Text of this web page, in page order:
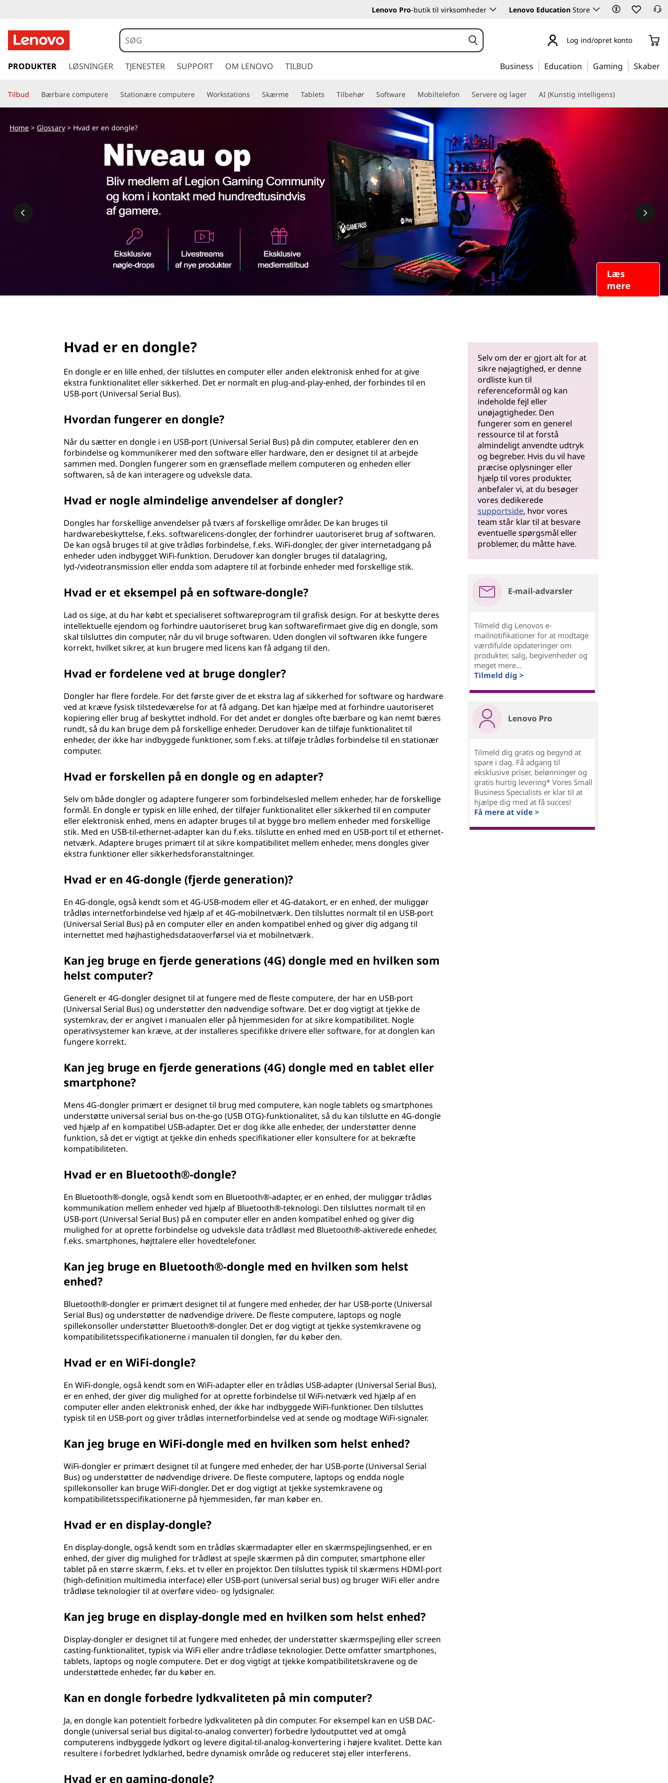
Lenovo Pro-butik til virksomheder Lenovo Education Store
p
n
g
i
Log ind/opret konto
PRODUKTER LØSNINGER TJENESTER SUPPORT OM LENOVO TILBUD Business Education Gaming Skaber
Tilbud Bærbare computere Stationære computere Workstations Skærme Tablets Tilbehør Software Mobiltelefon Servere og lager AI (Kunstig intelligens)
Læs
mere
Home> Glossary> Hvad er en dongle?
Hvad er en dongle?
En dongle er en lille enhed, der tilsluttes en computer eller anden elektronisk enhed for at give
ekstra funktionalitet eller sikkerhed. Det er normalt en plug-and-play-enhed, der forbindes til en
USB-port (Universal Serial Bus).
Hvordan fungerer en dongle?
Når du sætter en dongle i en USB-port (Universal Serial Bus) på din computer, etablerer den en
forbindelse og kommunikerer med den software eller hardware, den er designet til at arbejde
sammen med. Donglen fungerer som en grænseflade mellem computeren og enheden eller
softwaren, så de kan interagere og udveksle data.
Hvad er nogle almindelige anvendelser af dongler?
Dongles har forskellige anvendelser på tværs af forskellige områder. De kan bruges til
hardwarebeskyttelse, f.eks. softwarelicens-dongler, der forhindrer uautoriseret brug af softwaren.
De kan også bruges til at give trådløs forbindelse, f.eks. WiFi-dongler, der giver internetadgang på
enheder uden indbygget WiFi-funktion. Derudover kan dongler bruges til datalagring,
lyd-/videotransmission eller endda som adaptere til at forbinde enheder med forskellige stik.
Hvad er et eksempel på en software-dongle?
Lad os sige, at du har købt et specialiseret softwareprogram til grafisk design. For at beskytte deres
intellektuelle ejendom og forhindre uautoriseret brug kan softwarefirmaet give dig en dongle, som
skal tilsluttes din computer, når du vil bruge softwaren. Uden donglen vil softwaren ikke fungere
korrekt, hvilket sikrer, at kun brugere med licens kan få adgang til den.
Hvad er fordelene ved at bruge dongler?
Dongler har flere fordele. For det første giver de et ekstra lag af sikkerhed for software og hardware
ved at kræve fysisk tilstedeværelse for at få adgang. Det kan hjælpe med at forhindre uautoriseret
kopiering eller brug af beskyttet indhold. For det andet er dongles ofte bærbare og kan nemt bæres
rundt, så du kan bruge dem på forskellige enheder. Derudover kan de tilføje funktionalitet til
enheder, der ikke har indbyggede funktioner, som f.eks. at tilføje trådløs forbindelse til en stationær
computer.
Hvad er forskellen på en dongle og en adapter?
Selv om både dongler og adaptere fungerer som forbindelsesled mellem enheder, har de forskellige
formål. En dongle er typisk en lille enhed, der tilføjer funktionalitet eller sikkerhed til en computer
eller elektronisk enhed, mens en adapter bruges til at bygge bro mellem enheder med forskellige
stik. Med en USB-til-ethernet-adapter kan du f.eks. tilslutte en enhed med en USB-port til et ethernet-
netværk. Adaptere bruges primært til at sikre kompatibilitet mellem enheder, mens dongles giver
ekstra funktioner eller sikkerhedsforanstaltninger.
Hvad er en 4G-dongle (fjerde generation)?
En 4G-dongle, også kendt som et 4G-USB-modem eller et 4G-datakort, er en enhed, der muliggør
trådløs internetforbindelse ved hjælp af et 4G-mobilnetværk. Den tilsluttes normalt til en USB-port
(Universal Serial Bus) på en computer eller en anden kompatibel enhed og giver dig adgang til
internettet med højhastighedsdataoverførsel via et mobilnetværk.
Kan jeg bruge en fjerde generations (4G) dongle med en hvilken som
helst computer?
Generelt er 4G-dongler designet til at fungere med de fleste computere, der har en USB-port
(Universal Serial Bus) og understøtter den nødvendige software. Det er dog vigtigt at tjekke de
systemkrav, der er angivet i manualen eller på hjemmesiden for at sikre kompatibilitet. Nogle
operativsystemer kan kræve, at der installeres specifikke drivere eller software, for at donglen kan
fungere korrekt.
Kan jeg bruge en fjerde generations (4G) dongle med en tablet eller
smartphone?
Mens 4G-dongler primært er designet til brug med computere, kan nogle tablets og smartphones
understøtte universal serial bus on-the-go (USB OTG)-funktionalitet, så du kan tilslutte en 4G-dongle
ved hjælp af en kompatibel USB-adapter. Det er dog ikke alle enheder, der understøtter denne
funktion, så det er vigtigt at tjekke din enheds specifikationer eller konsultere for at bekræfte
kompatibiliteten.
Hvad er en Bluetooth®-dongle?
En Bluetooth®-dongle, også kendt som en Bluetooth®-adapter, er en enhed, der muliggør trådløs
kommunikation mellem enheder ved hjælp af Bluetooth®-teknologi. Den tilsluttes normalt til en
USB-port (Universal Serial Bus) på en computer eller en anden kompatibel enhed og giver dig
mulighed for at oprette forbindelse og udveksle data trådløst med Bluetooth®-aktiverede enheder,
f.eks. smartphones, højttalere eller hovedtelefoner.
Kan jeg bruge en Bluetooth®-dongle med en hvilken som helst
enhed?
Bluetooth®-dongler er primært designet til at fungere med enheder, der har USB-porte (Universal
Serial Bus) og understøtter de nødvendige drivere. De fleste computere, laptops og nogle
spillekonsoller understøtter Bluetooth®-dongler. Det er dog vigtigt at tjekke systemkravene og
kompatibilitetsspecifikationerne i manualen til donglen, før du køber den.
Hvad er en WiFi-dongle?
En WiFi-dongle, også kendt som en WiFi-adapter eller en trådløs USB-adapter (Universal Serial Bus),
er en enhed, der giver dig mulighed for at oprette forbindelse til WiFi-netværk ved hjælp af en
computer eller anden elektronisk enhed, der ikke har indbyggede WiFi-funktioner. Den tilsluttes
typisk til en USB-port og giver trådløs internetforbindelse ved at sende og modtage WiFi-signaler.
Kan jeg bruge en WiFi-dongle med en hvilken som helst enhed?
WiFi-dongler er primært designet til at fungere med enheder, der har USB-porte (Universal Serial
Bus) og understøtter de nødvendige drivere. De fleste computere, laptops og endda nogle
spillekonsoller kan bruge WiFi-dongler. Det er dog vigtigt at tjekke systemkravene og
kompatibilitetsspecifikationerne på hjemmesiden, før man køber en.
Hvad er en display-dongle?
En display-dongle, også kendt som en trådløs skærmadapter eller en skærmspejlingsenhed, er en
enhed, der giver dig mulighed for trådløst at spejle skærmen på din computer, smartphone eller
tablet på en større skærm, f.eks. et tv eller en projektor. Den tilsluttes typisk til skærmens HDMI-port
(high-definition multimedia interface) eller USB-port (universal serial bus) og bruger WiFi eller andre
trådløse teknologier til at overføre video- og lydsignaler.
Kan jeg bruge en display-dongle med en hvilken som helst enhed?
Display-dongler er designet til at fungere med enheder, der understøtter skærmspejling eller screen
casting-funktionalitet, typisk via WiFi eller andre trådløse teknologier. Dette omfatter smartphones,
tablets, laptops og nogle computere. Det er dog vigtigt at tjekke kompatibilitetskravene og de
understøttede enheder, før du køber en.
Kan en dongle forbedre lydkvaliteten på min computer?
Ja, en dongle kan potentielt forbedre lydkvaliteten på din computer. For eksempel kan en USB DAC-
dongle (universal serial bus digital-to-analog converter) forbedre lydoutputtet ved at omgå
computerens indbyggede lydkort og levere digital-til-analog-konvertering i højere kvalitet. Dette kan
resultere i forbedret lydklarhed, bedre dynamisk område og reduceret støj eller interferens.
Hvad er en gaming-dongle?
Selv om der er gjort alt for at
sikre nøjagtighed, er denne
ordliste kun til
referenceformål og kan
indeholde fejl eller
unøjagtigheder. Den
fungerer som en generel
ressource til at forstå
almindeligt anvendte udtryk
og begreber. Hvis du vil have
præcise oplysninger eller
hjælp til vores produkter,
anbefaler vi, at du besøger
vores dedikerede
supportside, hvor vores
team står klar til at besvare
eventuelle spørgsmål eller
problemer, du måtte have.
E-mail-advarsler
Tilmeld dig Lenovos e-
mailnotifikationer for at modtage
værdifulde opdateringer om
produkter, salg, begivenheder og
meget mere...
Tilmeld dig >
Lenovo Pro
Tilmeld dig gratis og begynd at
spare i dag. Få adgang til
eksklusive priser, belønninger og
gratis hurtig levering* Vores Small
Business Specialists er klar til at
hjælpe dig med at få succes!
Få mere at vide >